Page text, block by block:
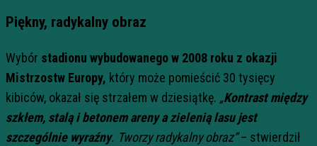
Piękny, radykalny obraz
Wybór stadionu wybudowanego w 2008 roku z okazji
Mistrzostw Europy, który może pomieścić 30 tysięcy
kibiców, okazał się strzałem w dziesiątkę. „Kontrast między
szkłem, stalą i betonem areny a zielenią lasu jest
szczególnie wyraźny. Tworzy radykalny obraz”– stwierdził